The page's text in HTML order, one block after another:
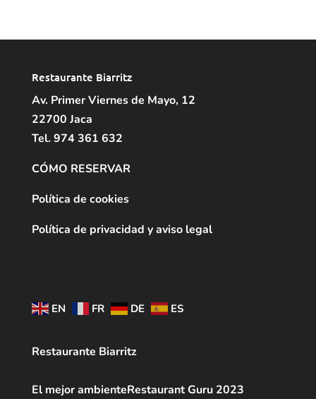
Restaurante Biarritz
Av. Primer Viernes de Mayo, 12
22700 Jaca
Tel. 974 361 632
CÓMO RESERVAR
Política de cookies
Política de privacidad y aviso legal
EN FR DE ES
Restaurante Biarritz
El mejor ambienteRestaurant Guru 2023